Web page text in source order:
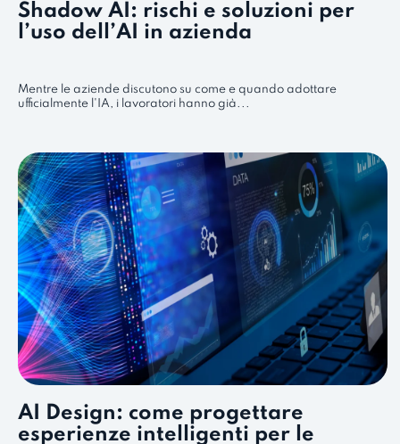
Shadow AI: rischi e soluzioni per
l’uso dell’AI in azienda
Mentre le aziende discutono su come e quando adottare
ufficialmente l'IA, i lavoratori hanno già...
AI Design: come progettare
esperienze intelligenti per le